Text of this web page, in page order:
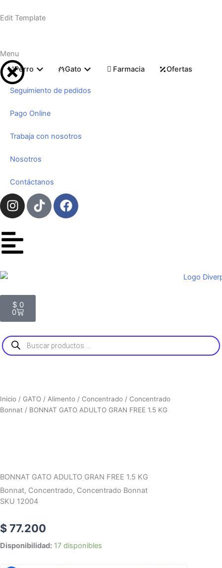
al
Edit Template
Menu
Perro Abrir Perro
Gato Abrir GatoFarmacia Ofertas
Seguimiento de pedidos
Pago Online
Trabaja con nosotros
Nosotros
Contáctanos
I
n
t
a
m
T
i
F
a
$ 0
0
Carrito
Búsqueda
de
productos
Inicio / GATO / Alimento / Concentrado / Concentrado
Bonnat / BONNAT GATO ADULTO GRAN FREE 1.5 KG
BONNAT GATO ADULTO GRAN FREE 1.5 KG
Bonnat, Concentrado, Concentrado Bonnat
SKU 12004
$77.200
Disponibilidad: 17 disponibles
BONNAT